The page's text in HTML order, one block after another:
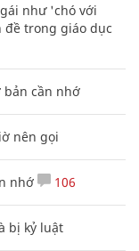
như 'chó với
trong giáo dục
bản cần nhớ
nên gọi
nhớ 106
bị kỷ luật